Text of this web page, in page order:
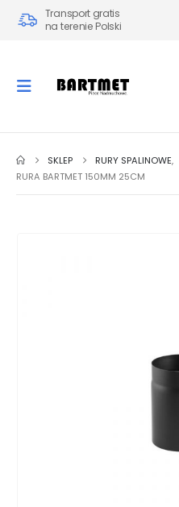
Transport gratis
na terenie Polski
SKLEP RURY SPALINOWE,
RURA BARTMET 150MM 25CM